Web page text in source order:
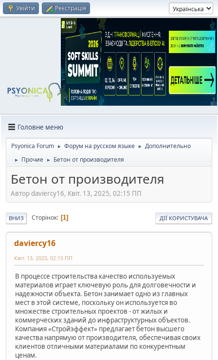
Увійти Реєстрація
Головне меню
Psyonica Forum ► Форум на русском языке ► Дополнительно
► Прочие ► Бетон от производителя
Бетон от производителя
Автор daviercy16, Квіт. 13, 2025, 02:15 ПП
ВНИЗ Сторінок 1 ДІЇ КОРИСТУВАЧА
daviercy16
Квіт. 13, 2025, 02:15 ПП
В процессе строительства качество используемых
материалов играет ключевую роль для долговечности и
надежности объекта. Бетон занимает одно из главных
мест в этой системе, поскольку он используется во
множестве строительных проектов - от жилых и
коммерческих зданий до инфраструктурных объектов.
Компания «Стройэффект» предлагает бетон высшего
качества напрямую от производителя, обеспечивая своих
клиентов отличными материалами по конкурентным
ценам.